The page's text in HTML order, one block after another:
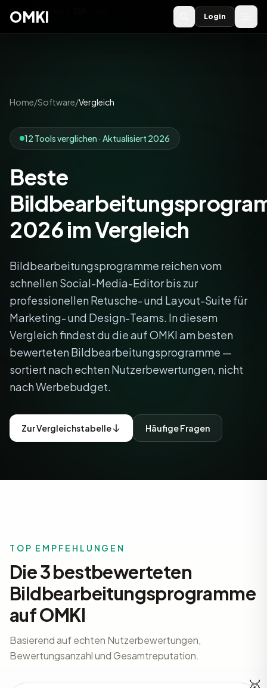
OMKI 2027
OMKI Login
Home/Software/Vergleich
12 Tools verglichen · Aktualisiert 2026
Beste
2026 im Vergleich
Bildbearbeitungsprogramme reichen vom
schnellen Social-Media-Editor bis zur
professionellen Retusche- und Layout-Suite für
Marketing- und Design-Teams. In diesem
Vergleich findest du die auf OMKI am besten
bewerteten Bildbearbeitungsprogramme —
sortiert nach echten Nutzerbewertungen, nicht
nach Werbebudget.
Zur Vergleichstabelle Häufige Fragen
TOP EMPFEHLUNGEN
Die 3 bestbewerteten
Bildbearbeitungsprogramme
auf OMKI
Basierend auf echten Nutzerbewertungen,
Bewertungsanzahl und Gesamtreputation.